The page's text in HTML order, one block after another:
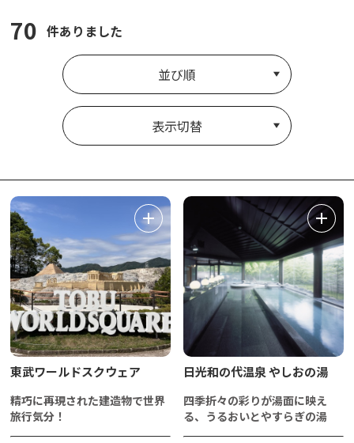
70 件ありました
並び順
表示切替
東武ワールドスクウェア
精巧に再現された建造物で世界
旅行気分！
日光和の代温泉 やしおの湯
四季折々の彩りが湯面に映え
る、うるおいとやすらぎの湯